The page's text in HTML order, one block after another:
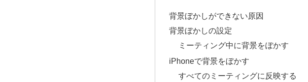
背景ぼかしができない原因
背景ぼかしの設定
ミーティング中に背景をぼかす
iPhoneで背景をぼかす
すべてのミーティングに反映する